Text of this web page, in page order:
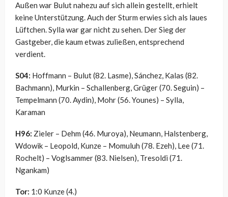
Außen war Bulut nahezu auf sich allein gestellt, erhielt
keine Unterstützung. Auch der Sturm erwies sich als laues
Lüftchen. Sylla war gar nicht zu sehen. Der Sieg der
Gastgeber, die kaum etwas zuließen, entsprechend
verdient.
S04: Hoffmann – Bulut (82. Lasme), Sánchez, Kalas (82.
Bachmann), Murkin – Schallenberg, Grüger (70. Seguin) –
Tempelmann (70. Aydin), Mohr (56. Younes) – Sylla,
Karaman
H96: Zieler – Dehm (46. Muroya), Neumann, Halstenberg,
Wdowik – Leopold, Kunze – Momuluh (78. Ezeh), Lee (71.
Rochelt) – Voglsammer (83. Nielsen), Tresoldi (71.
Ngankam)
Tor: 1:0 Kunze (4.)